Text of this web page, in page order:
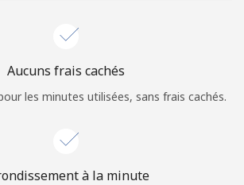
Rappel du mot de passe →
Login
Aucuns frais cachés
les minutes utilisées, sans frais cachés.
à la minute